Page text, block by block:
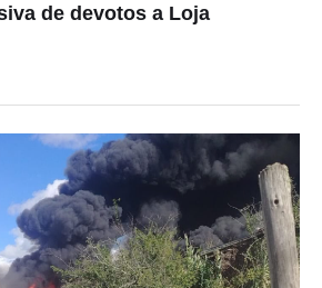
de devotos a Loja